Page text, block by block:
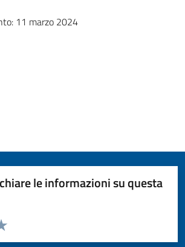
11 marzo 2024
le informazioni su questa
pagina
5 stelle su 5
4 stelle su 5
su 5
su 5
5